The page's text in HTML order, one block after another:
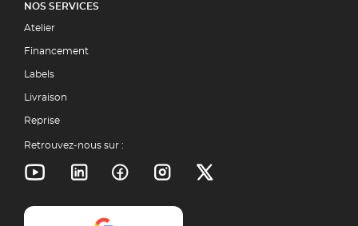
NOS SERVICES
Atelier
Financement
Labels
Livraison
Reprise
Retrouvez-nous sur :